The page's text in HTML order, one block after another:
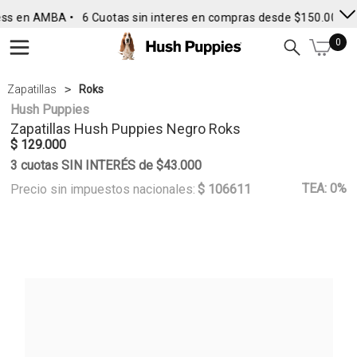
en AMBA • 6 Cuotas sin interes en compras desde $150.000 •
0
Zapatillas Roks
Hush Puppies
Zapatillas Hush Puppies Negro Roks
$ 129.000
3 cuotas SIN INTERÉS de $43.000
Precio sin impuestos nacionales: $ 106611 TEA: 0%